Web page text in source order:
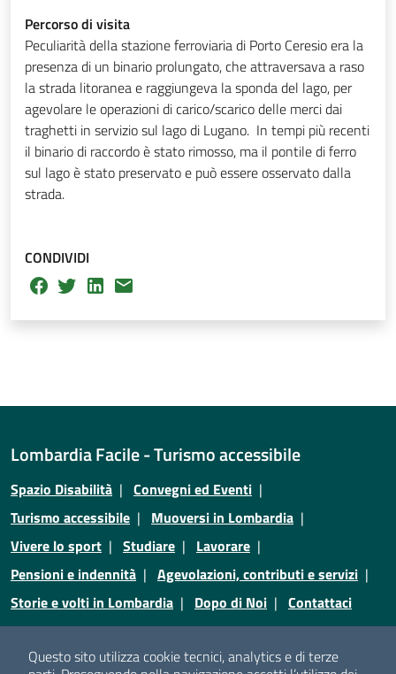
Percorso di visita
Peculiarità della stazione ferroviaria di Porto Ceresio era la
presenza di un binario prolungato, che attraversava a raso
la strada litoranea e raggiungeva la sponda del lago, per
agevolare le operazioni di carico/scarico delle merci dai
traghetti in servizio sul lago di Lugano. In tempi più recenti
il binario di raccordo è stato rimosso, ma il pontile di ferro
sul lago è stato preservato e può essere osservato dalla
strada.
CONDIVIDI
Lombardia Facile - Turismo accessibile
Spazio Disabilità
Convegni ed Eventi
Turismo accessibile
Muoversi in Lombardia
Vivere lo sport
Studiare
Lavorare
Pensioni e indennità
Agevolazioni, contributi e servizi
Storie e volti in Lombardia
Dopo di Noi
Contattaci
Questo sito utilizza cookie tecnici, analytics e di terze